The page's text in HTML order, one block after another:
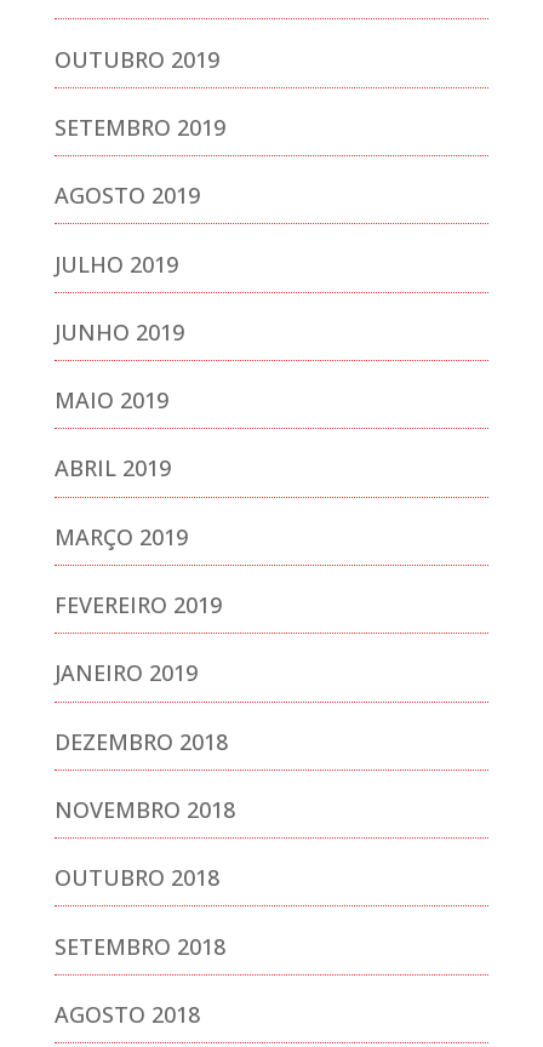
OUTUBRO 2019
SETEMBRO 2019
AGOSTO 2019
JULHO 2019
JUNHO 2019
MAIO 2019
ABRIL 2019
MARÇO 2019
FEVEREIRO 2019
JANEIRO 2019
DEZEMBRO 2018
NOVEMBRO 2018
OUTUBRO 2018
SETEMBRO 2018
AGOSTO 2018